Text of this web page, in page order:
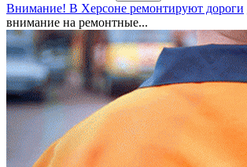
Внимание! В Херсоне ремонтируют дороги
внимание на ремонтные...